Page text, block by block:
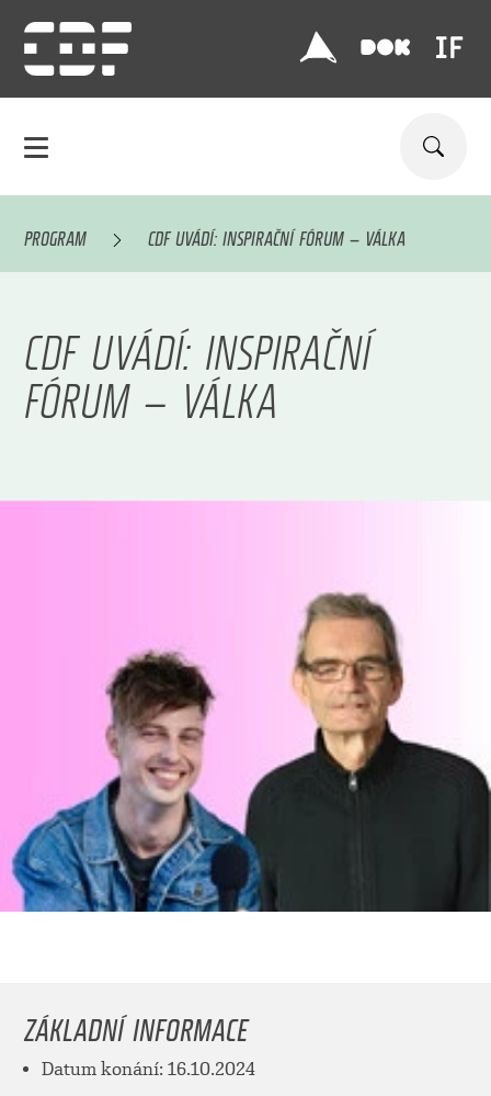
PROGRAM CDF UVÁDÍ: INSPIRAČNÍ FÓRUM — VÁLKA
CDF UVÁDÍ: INSPIRAČNÍ
FÓRUM — VÁLKA
ZÁKLADNÍ INFORMACE
Datum konání: 16.10.2024